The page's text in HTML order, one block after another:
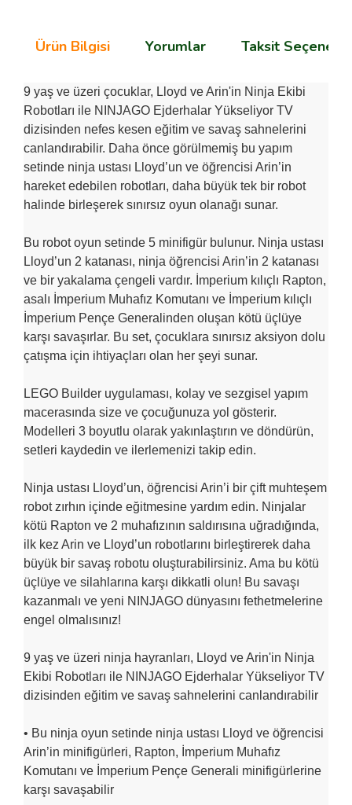
Ürün Bilgisi Yorumlar Taksit
9 yaş ve üzeri çocuklar, Lloyd ve Arin'in Ninja Ekibi
Robotları ile NINJAGO Ejderhalar Yükseliyor TV
dizisinden nefes kesen eğitim ve savaş sahnelerini
canlandırabilir. Daha önce görülmemiş bu yapım
setinde ninja ustası Lloyd’un ve öğrencisi Arin’in
hareket edebilen robotları, daha büyük tek bir robot
halinde birleşerek sınırsız oyun olanağı sunar.
Bu robot oyun setinde 5 minifigür bulunur. Ninja ustası
Lloyd’un 2 katanası, ninja öğrencisi Arin’in 2 katanası
ve bir yakalama çengeli vardır. İmperium kılıçlı Rapton,
asalı İmperium Muhafız Komutanı ve İmperium kılıçlı
İmperium Pençe Generalinden oluşan kötü üçlüye
karşı savaşırlar. Bu set, çocuklara sınırsız aksiyon dolu
çatışma için ihtiyaçları olan her şeyi sunar.
LEGO Builder uygulaması, kolay ve sezgisel yapım
macerasında size ve çocuğunuza yol gösterir.
Modelleri 3 boyutlu olarak yakınlaştırın ve döndürün,
setleri kaydedin ve ilerlemenizi takip edin.
Ninja ustası Lloyd’un, öğrencisi Arin’i bir çift muhteşem
robot zırhın içinde eğitmesine yardım edin. Ninjalar
kötü Rapton ve 2 muhafızının saldırısına uğradığında,
ilk kez Arin ve Lloyd’un robotlarını birleştirerek daha
büyük bir savaş robotu oluşturabilirsiniz. Ama bu kötü
üçlüye ve silahlarına karşı dikkatli olun! Bu savaşı
kazanmalı ve yeni NINJAGO dünyasını fethetmelerine
engel olmalısınız!
9 yaş ve üzeri ninja hayranları, Lloyd ve Arin'in Ninja
Ekibi Robotları ile NINJAGO Ejderhalar Yükseliyor TV
dizisinden eğitim ve savaş sahnelerini canlandırabilir
• Bu ninja oyun setinde ninja ustası Lloyd ve öğrencisi
Arin’in minifigürleri, Rapton, İmperium Muhafız
Komutanı ve İmperium Pençe Generali minifigürlerine
karşı savaşabilir